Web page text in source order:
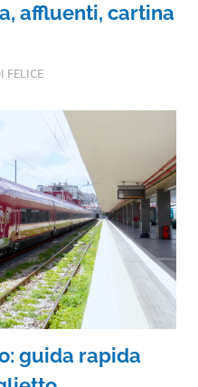
affluenti, cartina
FELICE
guida rapida